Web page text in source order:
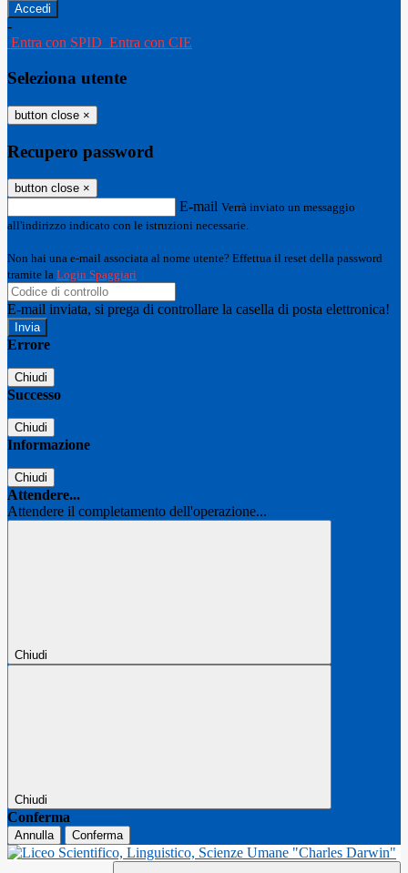
-
Entra con SPID Entra con CIE
Seleziona utente
button close ×
Recupero password
button close ×
E-mail Verrà inviato un messaggio
all'indirizzo indicato con le istruzioni necessarie.
Non hai una e-mail associata al nome utente? Effettua il reset della password
tramite la Login Spaggiari
E-mail inviata, si prega di controllare la casella di posta elettronica!
Errore
Chiudi
Successo
Chiudi
Informazione
Chiudi
Attendere...
Attendere il completamento dell'operazione...
Chiudi
Chiudi
Conferma
Annulla Conferma